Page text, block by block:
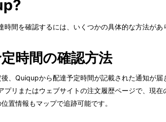
時間を確認するには、いくつかの具体的な方法があ
時間の確認方法
、Quiqupから配達予定時間が記載された通知が届
プリまたはウェブサイトの注文履歴ページで、現
置情報もマップで追跡可能です。